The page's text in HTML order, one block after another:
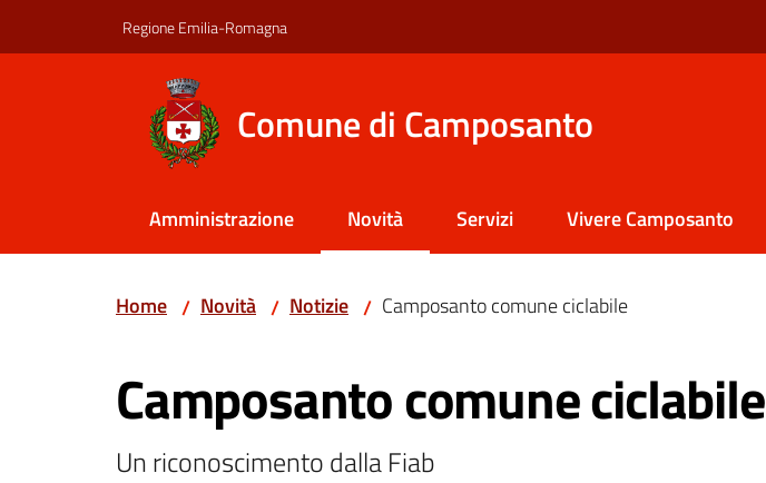
Regione Emilia-Romagna
Comune di Camposanto
Amministrazione Novità
Menu selezionato
Servizi Vivere Camposanto
Home / Novità / Notizie / Camposanto comune ciclabile
Camposanto comune ciclabile
Un riconoscimento dalla Fiab